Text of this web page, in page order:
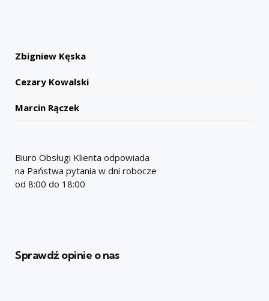
Zbigniew Kęska
Cezary Kowalski
Marcin Rączek
Biuro Obsługi Klienta odpowiada
na Państwa pytania w dni robocze
od 8:00 do 18:00
Sprawdź opinie o nas